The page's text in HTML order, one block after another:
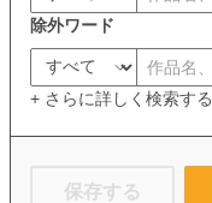
除外ワード
+ さらに詳しく検索する
保存する